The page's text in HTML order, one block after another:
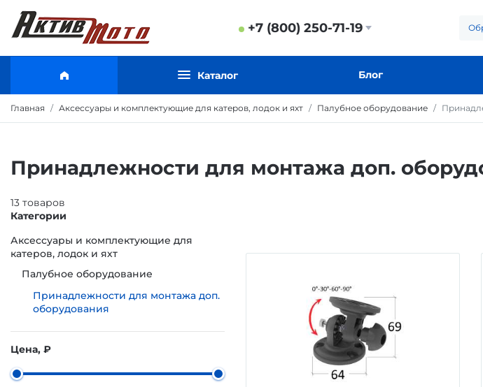
+7 (800) 250-71-19
Каталог Блог
Главная Аксессуары и комплектующие для катеров, лодок и яхт Палубное оборудование
Принадлежности для монтажа доп.
13 товаров
Категории
Аксессуары и комплектующие для
катеров, лодок и яхт
Палубное оборудование
Принадлежности для монтажа доп.
оборудования
Цена, ₽